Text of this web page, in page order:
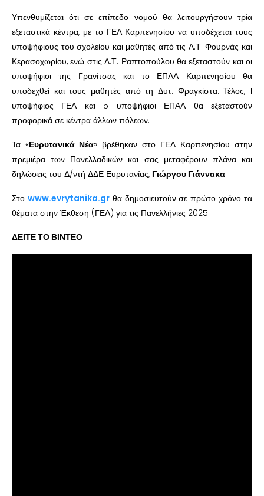
Υπενθυμίζεται ότι σε επίπεδο νομού θα λειτουργήσουν τρία
εξεταστικά κέντρα, με το ΓΕΛ Καρπενησίου να υποδέχεται τους
υποψήφιους του σχολείου και μαθητές από τις Λ.Τ. Φουρνάς και
Κερασοχωρίου, ενώ στις Λ.Τ. Ραπτοπούλου θα εξεταστούν και οι
υποψήφιοι της Γρανίτσας και το ΕΠΑΛ Καρπενησίου θα
υποδεχθεί και τους μαθητές από τη Δυτ. Φραγκίστα. Τέλος, 1
υποψήφιος ΓΕΛ και 5 υποψήφιοι ΕΠΑΛ θα εξεταστούν
προφορικά σε κέντρα άλλων πόλεων.
Τα «Ευρυτανικά Νέα» βρέθηκαν στο ΓΕΛ Καρπενησίου στην
πρεμιέρα των Πανελλαδικών και σας μεταφέρουν πλάνα και
δηλώσεις του Δ/ντή ΔΔΕ Ευρυτανίας, Γιώργου Γιάννακα.
Στο www.evrytanika.grθα δημοσιευτούν σε πρώτο χρόνο τα
θέματα στην Έκθεση (ΓΕΛ) για τις Πανελλήνιες 2025.
ΔΕΙΤΕ ΤΟ ΒΙΝΤΕΟ